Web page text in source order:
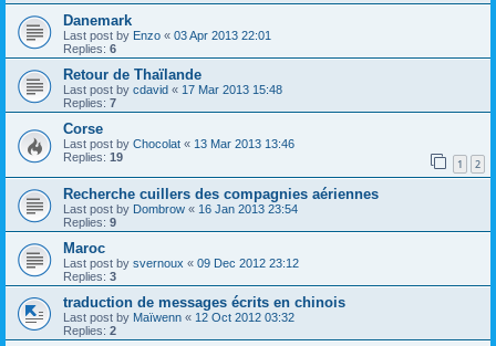
Danemark
Last post by Enzo « 03 Apr 2013 22:01
Replies: 6
Retour de Thaïlande
Last post by cdavid « 17 Mar 2013 15:48
Replies: 7
Corse
Last post by Chocolat « 13 Mar 2013 13:46
Replies: 19 1 2
Recherche cuillers des compagnies aériennes
Last post by Dombrow « 16 Jan 2013 23:54
Replies: 9
Maroc
Last post by svernoux « 09 Dec 2012 23:12
Replies: 3
traduction de messages écrits en chinois
Last post by Maïwenn « 12 Oct 2012 03:32
Replies: 2